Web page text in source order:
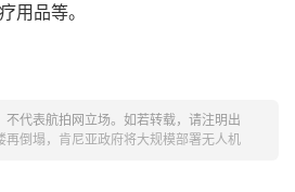
用品等。
不代表航拍网立场。如若转载，请注明出
再倒塌，肯尼亚政府将大规模部署无人机